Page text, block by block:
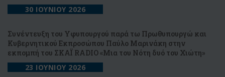
30 ΙΟΥΝΙΟΥ 2026
Συνέντευξη του Υφυπουργού παρά τω Πρωθυπουργώ και
Κυβερνητικού Εκπροσώπου Παύλο Μαρινάκη στην
εκπομπή του ΣΚΑΪ RADIO «Μια του Νότη δυό του Χιώτη»
23 ΙΟΥΝΙΟΥ 2026